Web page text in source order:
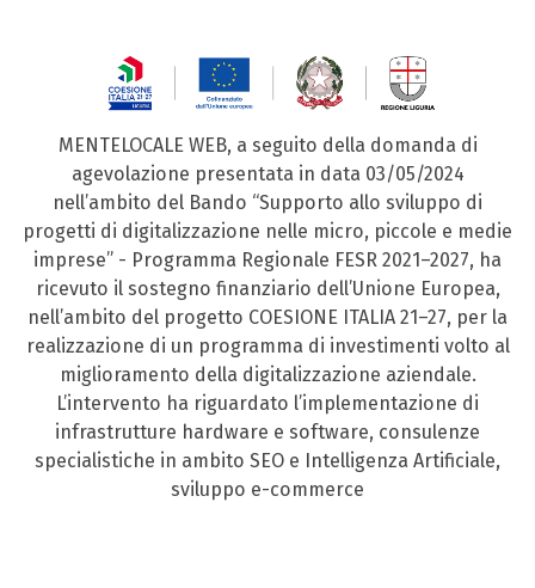
MENTELOCALE WEB, a seguito della domanda di
agevolazione presentata in data 03/05/2024
nell’ambito del Bando “Supporto allo sviluppo di
progetti di digitalizzazione nelle micro, piccole e medie
imprese” - Programma Regionale FESR 2021–2027, ha
ricevuto il sostegno finanziario dell’Unione Europea,
nell’ambito del progetto COESIONE ITALIA 21–27, per la
realizzazione di un programma di investimenti volto al
miglioramento della digitalizzazione aziendale.
L’intervento ha riguardato l’implementazione di
infrastrutture hardware e software, consulenze
specialistiche in ambito SEO e Intelligenza Artificiale,
sviluppo e-commerce